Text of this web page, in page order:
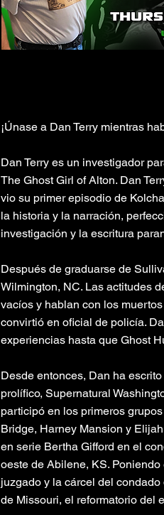
¡Únase a Dan Terry mientras
Dan Terry es un investigador
The Ghost Girl of Alton. Dan
vio su primer episodio de
la historia y la narración,
investigación y la escritura
Después de graduarse de
Wilmington, NC. Las actitudes
vacíos y hablan con los
convirtió en oficial de policía.
experiencias hasta que Ghost
Desde entonces, Dan ha
prolífico, Supernatural
participó en los primeros
Bridge, Harney Mansion y
en serie Bertha Gifford en el
oeste de Abilene, KS.
juzgado y la cárcel del
de Missouri, el reformatorio del